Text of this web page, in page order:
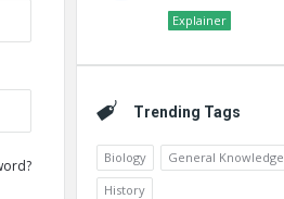
Explainer
Trending Tags
Biology
General Knowledge
History